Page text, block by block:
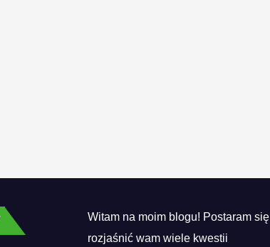
Witam na moim blogu! Postaram się
rozjaśnić wam wiele kwestii